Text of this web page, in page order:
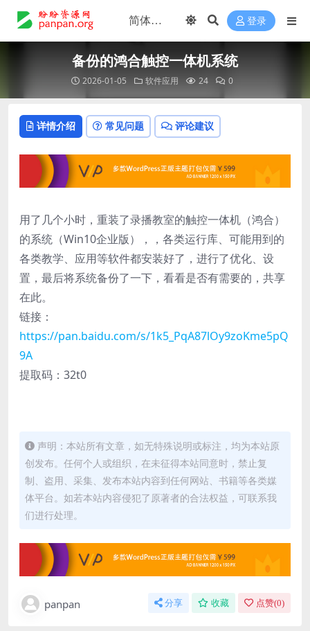
登录
备份的鸿合触控一体机系统
2026-01-05 软件应用 24 0
详情介绍 常见问题 评论建议
用了几个小时，重装了录播教室的触控一体机（鸿合）
的系统（Win10企业版），，各类运行库、可能用到的
各类教学、应用等软件都安装好了，进行了优化、设
置，最后将系统备份了一下，看看是否有需要的，共享
在此。
链接：
https://pan.baidu.com/s/1k5_PqA87lOy9zoKme5pQ
9A
提取码：32t0
声明：本站所有文章，如无特殊说明或标注，均为本站原
创发布。任何个人或组织，在未征得本站同意时，禁止复
制、盗用、采集、发布本站内容到任何网站、书籍等各类媒
体平台。如若本站内容侵犯了原著者的合法权益，可联系我
们进行处理。
panpan 分享 收藏 点赞(0)